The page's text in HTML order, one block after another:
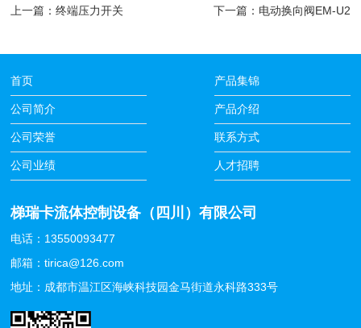
上一篇：终端压力开关 下一篇： 电动换向阀EM-U2
首页
公司简介
公司荣誉
公司业绩
产品集锦
产品介绍
联系方式
人才招聘
梯瑞卡流体控制设备（四川）有限公司
电话：13550093477
邮箱：tirica@126.com
地址：成都市温江区海峡科技园金马街道永科路333号